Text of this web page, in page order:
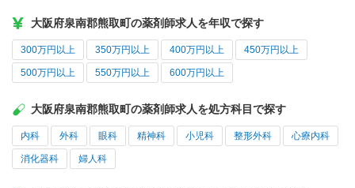
大阪府泉南郡熊取町の薬剤師求人を年収で探す
300万円以上 350万円以上 400万円以上 450万円以上
500万円以上 550万円以上 600万円以上
大阪府泉南郡熊取町の薬剤師求人を処方科目で探す
内科 外科 眼科 精神科 小児科 整形外科 心療内科
消化器科 婦人科